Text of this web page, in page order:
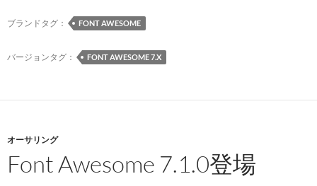
ブランドタグ： FONT AWESOME
バージョンタグ： FONT AWESOME 7.X
オーサリング
Font Awesome 7.1.0登場